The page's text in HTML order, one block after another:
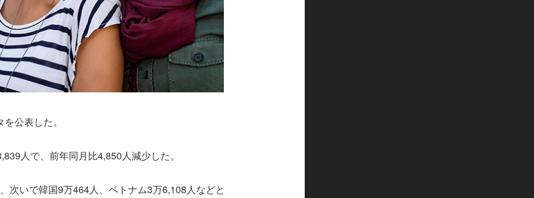
公表した。
人で、前年同月比4,850人減少した。
次いで韓国9万464人、ベトナム3万6,108人などと